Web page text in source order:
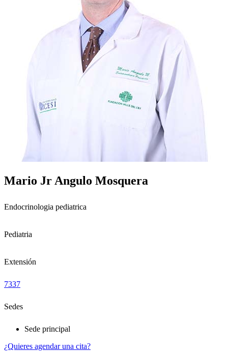
Mario Jr Angulo Mosquera
Endocrinologia pediatrica
Pediatria
Extensión
7337
Sedes
Sede principal
¿Quieres agendar una cita?